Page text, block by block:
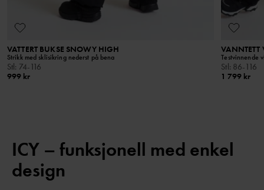
VATTERT BUKSE SNOWY HIGH
Strikk med sklisikring nederst på bena
Stl: 74-116
999 kr
VANNTETT
Testvinnende
Stl: 86-116
1 799 kr
ICY – funksjonell med enkel
design